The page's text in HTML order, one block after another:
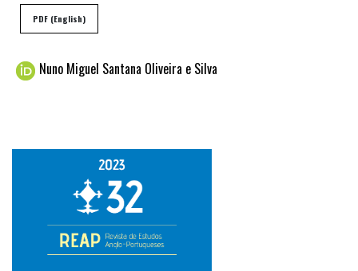
PDF (English)
Nuno Miguel Santana Oliveira e Silva